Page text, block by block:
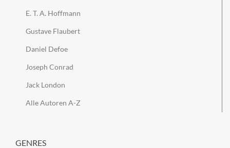
E. T. A. Hoffmann
Gustave Flaubert
Daniel Defoe
Joseph Conrad
Jack London
Alle Autoren A-Z
GENRES